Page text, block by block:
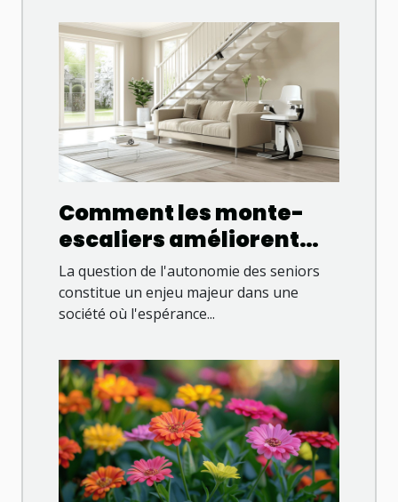
Comment les monte-
escaliers améliorent
l'autonomie des seniors
La question de l'autonomie des seniors
constitue un enjeu majeur dans une
société où l'espérance...